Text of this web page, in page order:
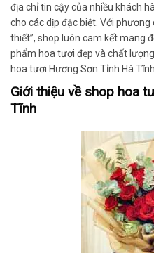
địa chỉ tin cậy của nhiều khách
cho các dịp đặc biệt. Với
thiết”, shop luôn cam kết mang
phẩm hoa tươi đẹp và chất
hoa tươi Hương Sơn Tỉnh Hà
Giới thiệu về shop hoa
Tĩnh